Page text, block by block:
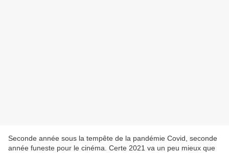
Seconde année sous la tempête de la pandémie Covid, seconde
année funeste pour le cinéma. Certe 2021 va un peu mieux que